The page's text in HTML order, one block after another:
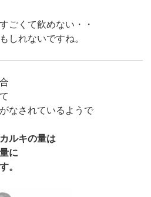
ごくて飲めない・・
しれないですね。
なされているようで
ルキの量は
に
。